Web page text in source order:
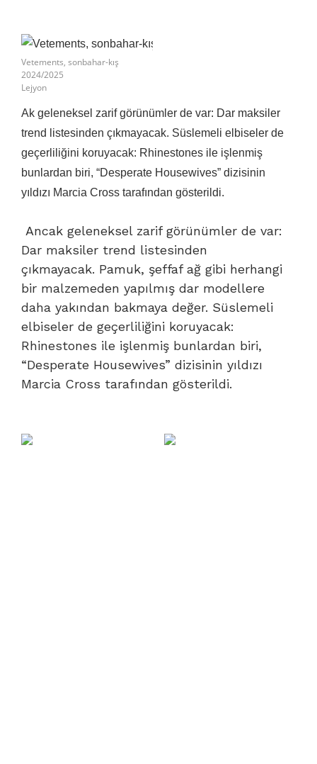
Vetements, sonbahar-kış
2024/2025
Lejyon
Ak geleneksel zarif görünümler de var: Dar maksiler
trend listesinden çıkmayacak. Süslemeli elbiseler de
geçerliliğini koruyacak: Rhinestones ile işlenmiş
bunlardan biri, “Desperate Housewives” dizisinin
yıldızı Marcia Cross tarafından gösterildi.
Ancak geleneksel zarif görünümler de var:
Dar maksiler trend listesinden
çıkmayacak. Pamuk, şeffaf ağ gibi herhangi
bir malzemeden yapılmış dar modellere
daha yakından bakmaya değer. Süslemeli
elbiseler de geçerliliğini koruyacak:
Rhinestones ile işlenmiş bunlardan biri,
“Desperate Housewives” dizisinin yıldızı
Marcia Cross tarafından gösterildi.